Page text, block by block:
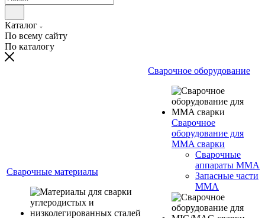
Каталог
По всему сайту
По каталогу
Сварочные материалы
Сварочное оборудование
Сварочное
оборудование для
MMA сварки
Сварочные
аппараты MMA
Запасные части
MMA